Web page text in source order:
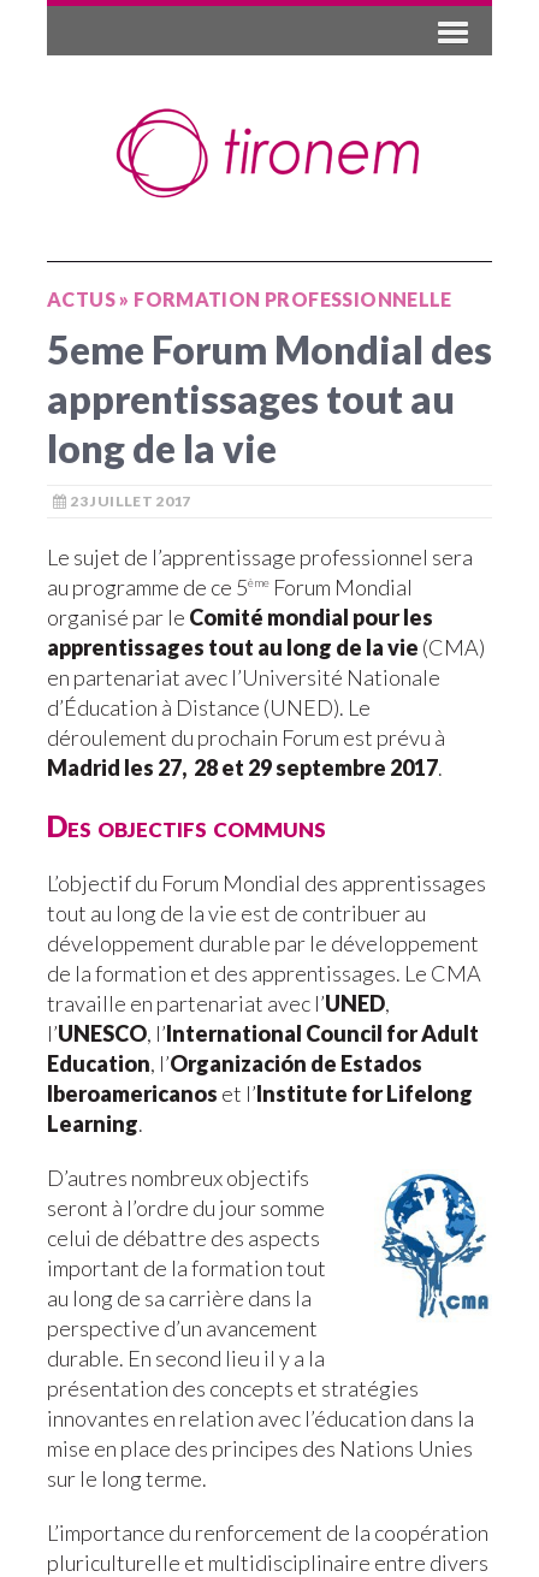
ACTUS» FORMATION PROFESSIONNELLE
5eme Forum Mondial des
apprentissages tout au
long de la vie
23 JUILLET 2017
Le sujet de l’apprentissage professionnel sera
au programme de ce 5ème Forum Mondial
organisé par le Comité mondial pour les
apprentissages tout au long de la vie (CMA)
en partenariat avec l’Université Nationale
d’Éducation à Distance (UNED). Le
déroulement du prochain Forum est prévu à
Madrid les 27, 28 et 29 septembre 2017.
Des objectifs communs
L’objectif du Forum Mondial des apprentissages
tout au long de la vie est de contribuer au
développement durable par le développement
de la formation et des apprentissages. Le CMA
travaille en partenariat avec l’UNED,
l’UNESCO, l’International Council for Adult
Education, l’Organización de Estados
Iberoamericanos et l’Institute for Lifelong
Learning.
D’autres nombreux objectifs
seront à l’ordre du jour somme
celui de débattre des aspects
important de la formation tout
au long de sa carrière dans la
perspective d’un avancement
durable. En second lieu il y a la
présentation des concepts et stratégies
innovantes en relation avec l’éducation dans la
mise en place des principes des Nations Unies
sur le long terme.
L’importance du renforcement de la coopération
pluriculturelle et multidisciplinaire entre divers